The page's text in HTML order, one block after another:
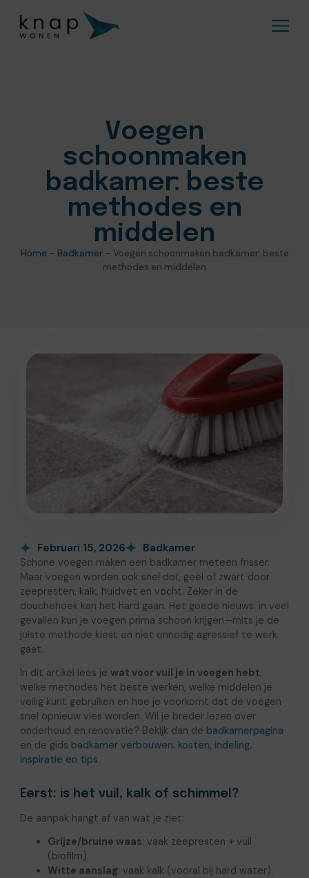
Voegen
schoonmaken
badkamer: beste
methodes en
middelen
Home – Badkamer– Voegen schoonmaken badkamer: beste
methodes en middelen
Februari 15, 2026 Badkamer
Schone voegen maken een badkamer meteen frisser.
Maar voegen worden ook snel dof, geel of zwart door
zeepresten, kalk, huidvet en vocht. Zeker in de
douchehoek kan het hard gaan. Het goede nieuws: in veel
gevallen kun je voegen prima schoon krijgen—mits je de
juiste methode kiest en niet onnodig agressief te werk
gaat.
In dit artikel lees je wat voor vuil je in voegen hebt,
welke methodes het beste werken, welke middelen je
veilig kunt gebruiken en hoe je voorkomt dat de voegen
snel opnieuw vies worden. Wil je breder lezen over
onderhoud en renovatie? Bekijk dan de badkamerpagina
en de gids badkamer verbouwen: kosten, indeling,
inspiratie en tips.
Eerst: is het vuil, kalk of schimmel?
De aanpak hangt af van wat je ziet:
Grijze/bruine waas: vaak zeepresten + vuil
(biofilm).
Witte aanslag: vaak kalk (vooral bij hard water).